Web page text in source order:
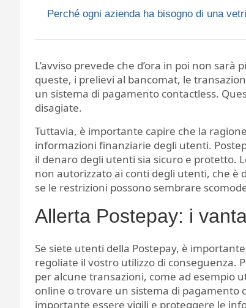
Perché ogni azienda ha bisogno di una
L’avviso prevede che d’ora in poi non
queste, i prelievi al bancomat, le
un sistema di pagamento contactless.
disagiate.
Tuttavia, è importante capire che la
informazioni finanziarie degli utenti.
il denaro degli utenti sia sicuro e protetto.
non autorizzato ai conti degli utenti, che
se le restrizioni possono sembrare
Allerta Postepay: i
Se siete utenti della Postepay, è
regoliate il vostro utilizzo di conseguenza.
per alcune transazioni, come ad esempio
online o trovare un sistema di pagamento
importante essere vigili e proteggere le